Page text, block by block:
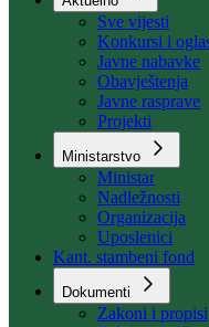
Aktuelno
Sve vijesti
Konkursi i oglasi
Javne nabavke
Obavještenja
Javne rasprave
Projekti
Ministarstvo
Ministar
Nadležnosti
Organizacija
Uposlenici
Kant. stambeni fond